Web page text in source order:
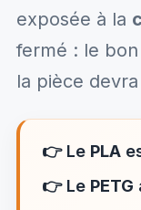
exposée à la
fermé : le
la pièce
👉Le PLA
👉Le PETG